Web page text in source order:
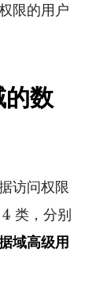
限的用户
数
访问权限
类，分别
域高级用